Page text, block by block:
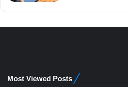
Most Viewed Posts